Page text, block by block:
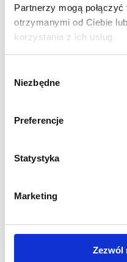
Partnerzy mogą
otrzymanymi od Ciebie
korzystania z ich usług.
zgody
Niezbędne
Preferencje
Statystyka
Marketing
Zezwól
Konstrukcja
Szeroki zakres
podstawom
Brak podstawy w
117g/m2
lub czarna)
Certyfikat